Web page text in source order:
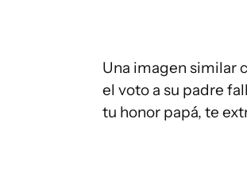
Una imagen similar
el voto a su padre
tu honor papá, te